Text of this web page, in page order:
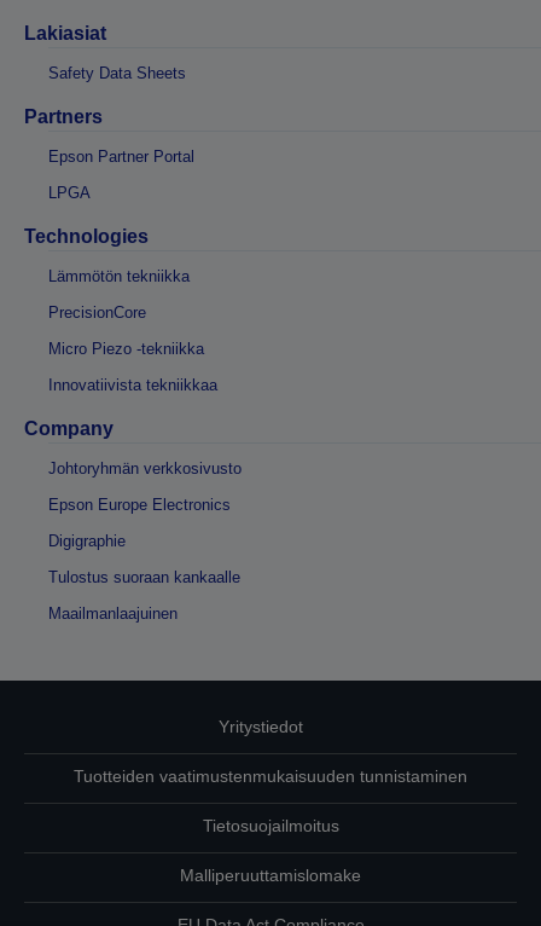
Lakiasiat
Safety Data Sheets
Partners
Epson Partner Portal
LPGA
Technologies
Lämmötön tekniikka
PrecisionCore
Micro Piezo -tekniikka
Innovatiivista tekniikkaa
Company
Johtoryhmän verkkosivusto
Epson Europe Electronics
Digigraphie
Tulostus suoraan kankaalle
Maailmanlaajuinen
Yritystiedot
Tuotteiden vaatimustenmukaisuuden tunnistaminen
Tietosuojailmoitus
Malliperuuttamislomake